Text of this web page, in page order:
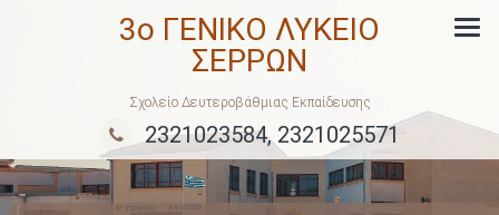
3ο ΓΕΝΙΚΟ ΛΥΚΕΙΟ
ΣΕΡΡΩΝ
Σχολείο Δευτεροβάθμιας Εκπαίδευσης
2321023584, 2321025571